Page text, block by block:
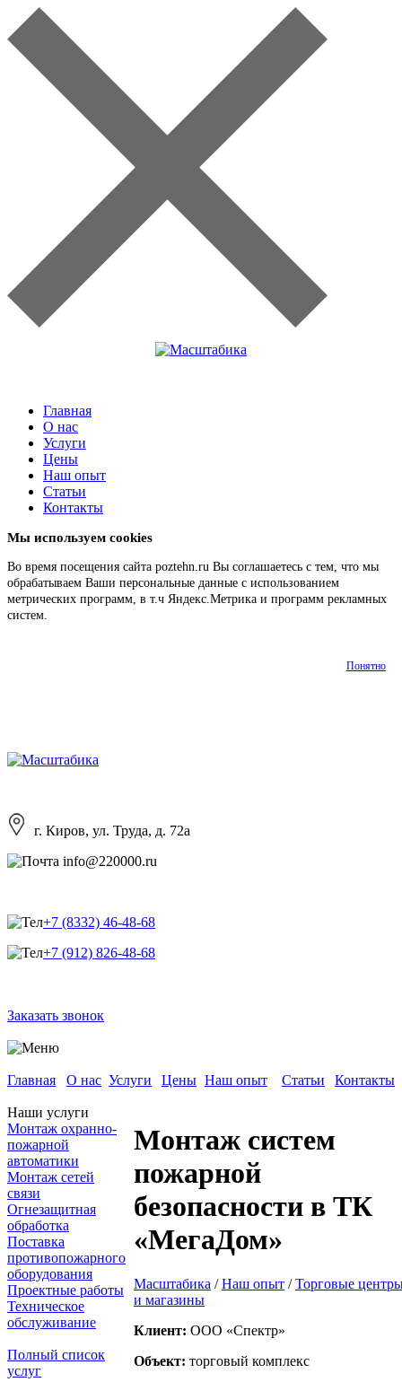
Главная
О нас
Услуги
Цены
Наш опыт
Статьи
Контакты
Мы используем cookies
Во время посещения сайта poztehn.ru Вы соглашаетесь с тем, что мы
обрабатываем Ваши персональные данные с использованием
метрических программ, в т.ч Яндекс.Метрика и программ рекламных
систем.
Понятно
г. Киров, ул. Труда, д. 72а
info@220000.ru
+7 (8332) 46-48-68
+7 (912) 826-48-68
Заказать звонок
Главная О нас Услуги Цены Наш опыт Статьи Контакты
Наши услуги
Монтаж охранно-
пожарной
автоматики
Монтаж сетей
связи
Огнезащитная
обработка
Поставка
противопожарного
оборудования
Проектные работы
Техническое
обслуживание
Полный список
услуг
Монтаж систем
пожарной
безопасности в ТК
«МегаДом»
Масштабика / Наш опыт / Торговые
и магазины
Клиент: ООО «Спектр»
Объект: торговый комплекс